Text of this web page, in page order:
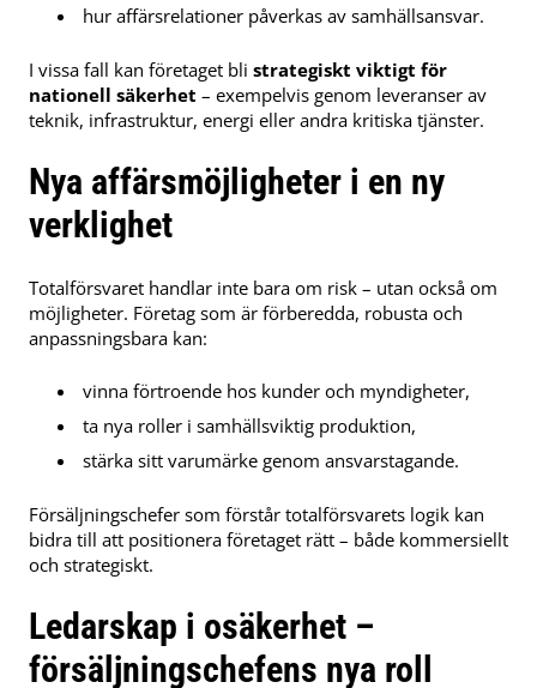
hur affärsrelationer påverkas av samhällsansvar.
I vissa fall kan företaget bli strategiskt viktigt för
nationell säkerhet – exempelvis genom leveranser av
teknik, infrastruktur, energi eller andra kritiska tjänster.
Nya affärsmöjligheter i en ny
verklighet
Totalförsvaret handlar inte bara om risk – utan också om
möjligheter. Företag som är förberedda, robusta och
anpassningsbara kan:
vinna förtroende hos kunder och myndigheter,
ta nya roller i samhällsviktig produktion,
stärka sitt varumärke genom ansvarstagande.
Försäljningschefer som förstår totalförsvarets logik kan
bidra till att positionera företaget rätt – både kommersiellt
och strategiskt.
Ledarskap i osäkerhet –
försäljningschefens nya roll